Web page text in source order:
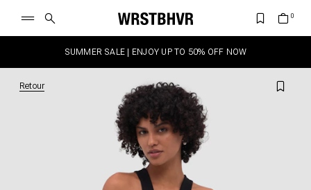
SUMMER SALE | ENJOY UP TO 50% OFF NOW
Retour